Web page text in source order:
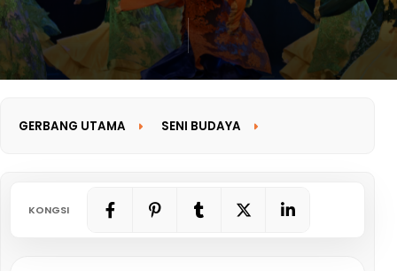
GERBANG UTAMA SENI BUDAYA
KONGSI